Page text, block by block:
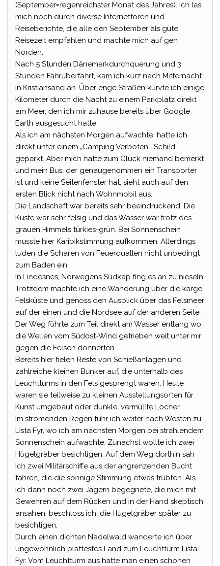
(September=regenreichster Monat des Jahres). Ich las
mich noch durch diverse Internetforen und
Reiseberichte, die alle den September als gute
Reisezeit empfahlen und machte mich auf gen
Norden.
Nach 5 Stunden Dänemarkdurchquerung und 3
Stunden Fährüberfahrt, kam ich kurz nach Mitternacht
in Kristiansand an. Über enge Straßen kurvte ich einige
Kilometer durch die Nacht zu einem Parkplatz direkt
am Meer, den ich mir zuhause bereits über Google
Earth ausgesucht hatte.
Als ich am nächsten Morgen aufwachte, hatte ich
direkt unter einem „Camping Verboten“-Schild
geparkt. Aber mich hatte zum Glück niemand bemerkt
und mein Bus, der genaugenommen ein Transporter
ist und keine Seitenfenster hat, sieht auch auf den
ersten Blick nicht nach Wohnmobil aus.
Die Landschaft war bereits sehr beeindruckend. Die
Küste war sehr felsig und das Wasser war trotz des
grauen Himmels türkies-grün. Bei Sonnenschein
musste hier Karibikstimmung aufkommen. Allerdings
luden die Scharen von Feuerquallen nicht unbedingt
zum Baden ein.
In Lindesnes, Norwegens Südkap fing es an zu nieseln.
Trotzdem machte ich eine Wanderung über die karge
Felsküste und genoss den Ausblick über das Felsmeer
auf der einen und die Nordsee auf der anderen Seite.
Der Weg führte zum Teil direkt am Wasser entlang wo
die Wellen vom Südost-Wind getrieben weit unter mir
gegen die Felsen donnerten.
Bereits hier fielen Reste von Schießanlagen und
zahlreiche kleinen Bunker auf, die unterhalb des
Leuchtturms in den Fels gesprengt waren. Heute
waren sie teilweise zu kleinen Ausstellungsorten für
Kunst umgebaut oder dunkle, vermüllte Löcher.
Im strömenden Regen fuhr ich weiter nach Westen zu
Lista Fyr, wo ich am nächsten Morgen bei strahlendem
Sonnenschein aufwachte. Zunächst wollte ich zwei
Hügelgräber besichtigen. Auf dem Weg dorthin sah
ich zwei Militärschiffe aus der angrenzenden Bucht
fahren, die die sonnige Stimmung etwas trübten. Als
ich dann noch zwei Jägern begegnete, die mich mit
Gewehren auf dem Rücken und in der Hand skeptisch
ansahen, beschloss ich, die Hügelgräber später zu
besichtigen.
Durch einen dichten Nadelwald wanderte ich über
ungewöhnlich plattestes Land zum Leuchtturm Lista
Fyr. Vom Leuchtturm aus hatte man einen schönen